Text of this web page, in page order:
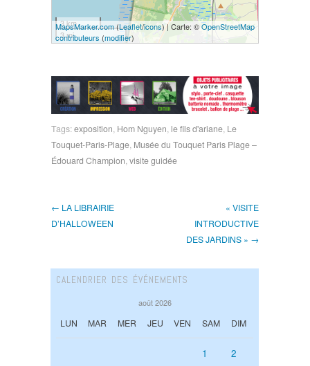
3 km
3 mi
MapsMarker.com(Leaflet/icons) | Carte: ©OpenStreetMap
contributeurs (modifier)
Tags:exposition Hom Nguyen le fils d'ariane Le
Touquet-Paris-Plage Musée du Touquet Paris Plage –
Édouard Champion visite guidée
← LA LIBRAIRIE
D’HALLOWEEN
« VISITE
INTRODUCTIVE
DES JARDINS » →
CALENDRIER DES ÉVÉNEMENTS
août 2026
LUN MAR MER JEU VEN SAM DIM
1 2